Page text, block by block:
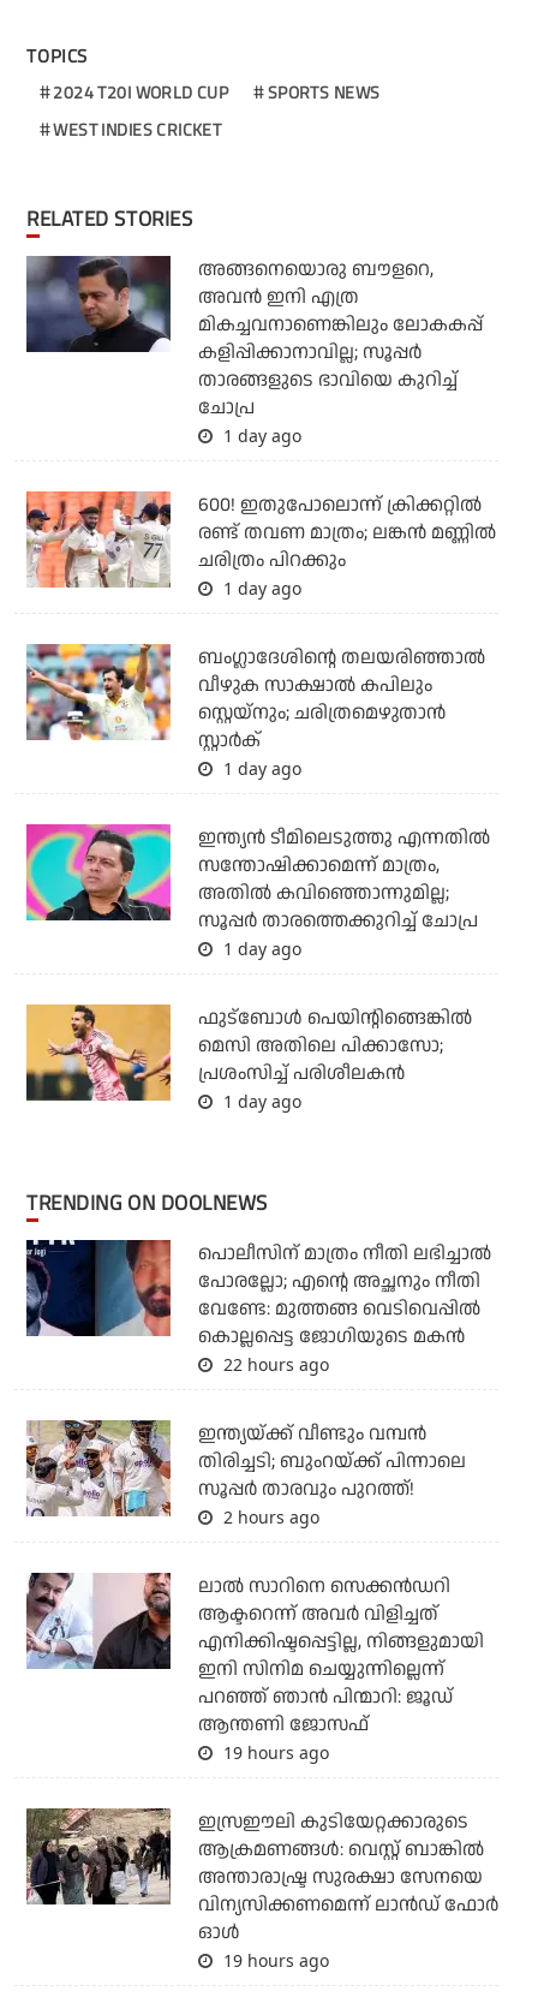
TOPICS
2024 T20I WORLD CUP
SPORTS NEWS
WEST INDIES CRICKET
RELATED STORIES
അങ്ങനെയൊരു ബൗളറെ,
അവന്‍ ഇനി എത്ര
മികച്ചവനാണെങ്കിലും ലോകകപ്പ്
കളിപ്പിക്കാനാവില്ല; സൂപ്പര്‍
താരങ്ങളുടെ ഭാവിയെ കുറിച്ച്
ചോപ്ര
1 day ago
600! ഇതുപോലൊന്ന് ക്രിക്കറ്റില്‍
രണ്ട് തവണ മാത്രം; ലങ്കന്‍ മണ്ണില്‍
ചരിത്രം പിറക്കും
1 day ago
ബംഗ്ലാദേശിന്റെ തലയരിഞ്ഞാല്‍
വീഴുക സാക്ഷാല്‍ കപിലും
സ്റ്റെയ്‌നും; ചരിത്രമെഴുതാന്‍
സ്റ്റാര്‍ക്
1 day ago
ഇന്ത്യന്‍ ടീമിലെടുത്തു എന്നതില്‍
സന്തോഷിക്കാമെന്ന് മാത്രം,
അതില്‍ കവിഞ്ഞൊന്നുമില്ല;
സൂപ്പര്‍ താരത്തെക്കുറിച്ച് ചോപ്ര
1 day ago
ഫുട്‌ബോള്‍ പെയിന്റിങ്ങെങ്കില്‍
മെസി അതിലെ പിക്കാസോ;
പ്രശംസിച്ച് പരിശീലകന്‍
1 day ago
TRENDING ON DOOLNEWS
പൊലീസിന് മാത്രം നീതി ലഭിച്ചാല്‍
പോരല്ലോ; എന്റെ അച്ഛനും നീതി
വേണ്ടേ: മുത്തങ്ങ വെടിവെപ്പില്‍
കൊല്ലപ്പെട്ട ജോഗിയുടെ മകന്‍
22 hours ago
ഇന്ത്യയ്ക്ക് വീണ്ടും വമ്പന്‍
തിരിച്ചടി; ബുംറയ്ക്ക് പിന്നാലെ
സൂപ്പര്‍ താരവും പുറത്ത്!
2 hours ago
ലാല്‍ സാറിനെ സെക്കന്‍ഡറി
ആക്ടറെന്ന് അവര്‍ വിളിച്ചത്
എനിക്കിഷ്ടപ്പെട്ടില്ല, നിങ്ങളുമായി
ഇനി സിനിമ ചെയ്യുന്നില്ലെന്ന്
പറഞ്ഞ് ഞാന്‍ പിന്മാറി: ജൂഡ്
ആന്തണി ജോസഫ്
19 hours ago
ഇസ്രഈലി കുടിയേറ്റക്കാരുടെ
ആക്രമണങ്ങള്‍: വെസ്റ്റ് ബാങ്കില്‍
അന്താരാഷ്ട്ര സുരക്ഷാ സേനയെ
വിന്യസിക്കണമെന്ന് ലാന്‍ഡ് ഫോര്‍
ഓള്‍
19 hours ago